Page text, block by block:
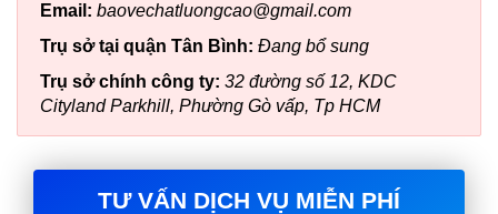
Email: baovechatluongcao@gmail.com
Trụ sở tại quận Tân Bình: Đang bổ sung
Trụ sở chính công ty: 32 đường số 12, KDC
Cityland Parkhill, Phường Gò vấp, Tp HCM
TƯ VẤN DỊCH VỤ MIỄN PHÍ